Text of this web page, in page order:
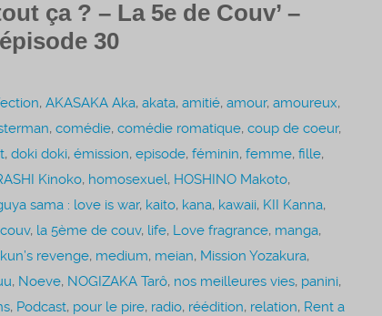
ça ? – La 5e de Couv’ –
30
, AKASAKA Aka, akata, amitié, amour, amoureux,
, comédie, comédie romatique, coup de coeur,
, doki doki, émission, episode, féminin, femme, fille,
Kinoko, homosexuel, HOSHINO Makoto,
sama : love is war, kaito, kana, kawaii, KII Kanna,
, la 5ème de couv, life, Love fragrance, manga,
revenge, medium, meian, Mission Yozakura,
, Noeve, NOGIZAKA Tarô, nos meilleures vies, panini,
, Podcast, pour le pire, radio, réédition, relation, Rent a